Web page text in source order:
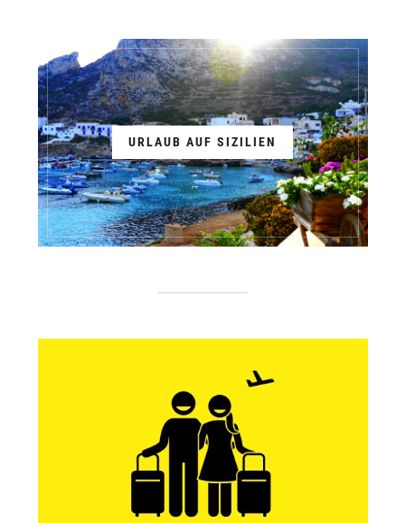
URLAUB AUF SIZILIEN